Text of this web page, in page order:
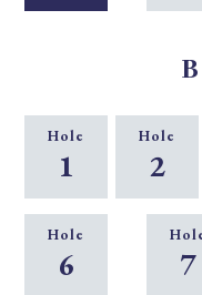
Hole
1
Hole
2
Hole
6 7